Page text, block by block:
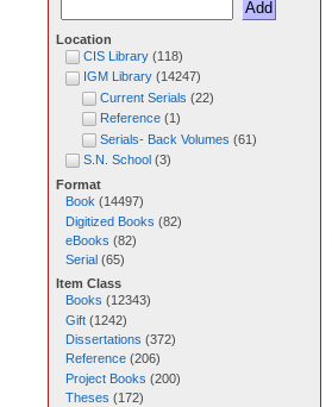
Location
CIS Library(118)
IGM Library(14247)
Current Serials (22)
Reference(1 )
Serials- Back Volumes (61)
S.N. School (3)
Format
Book (14497)
Digitized Books (82)
eBooks (82)
Serial (65)
Item Class
Books (12343)
Gift(1242)
Dissertations (372)
Reference(206)
Project Books (200)
Theses (172)